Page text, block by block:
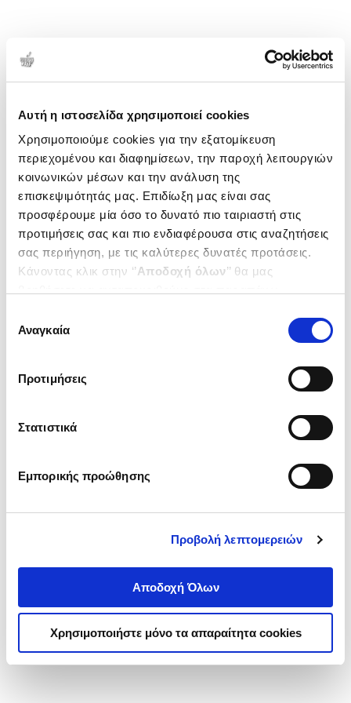
Αυτή η ιστοσελίδα χρησιμοποιεί cookies
Χρησιμοποιούμε cookies για την εξατομίκευση
περιεχομένου και διαφημίσεων, την παροχή λειτουργιών
κοινωνικών μέσων και την ανάλυση της
επισκεψιμότητάς μας. Επιδίωξη μας είναι σας
προσφέρουμε μία όσο το δυνατό πιο ταιριαστή στις
προτιμήσεις σας και πιο ενδιαφέρουσα στις αναζητήσεις
σας περιήγηση, με τις καλύτερες δυνατές προτάσεις.
Κάνοντας κλικ στην ‘’Αποδοχή όλων’’ θα μας
ενδιαφέρουν και να επιλέξετε από τα παρακάτω με την
΄΄και να ενημερωθείτε σχετικά με
συγκατάθεσης
Αναγκαία
Προτιμήσεις
Στατιστικά
Εμπορικής προώθησης
Προβολή λεπτομερειών
Αποδοχή Όλων
Χρησιμοποιήστε μόνο τα απαραίτητα cookies